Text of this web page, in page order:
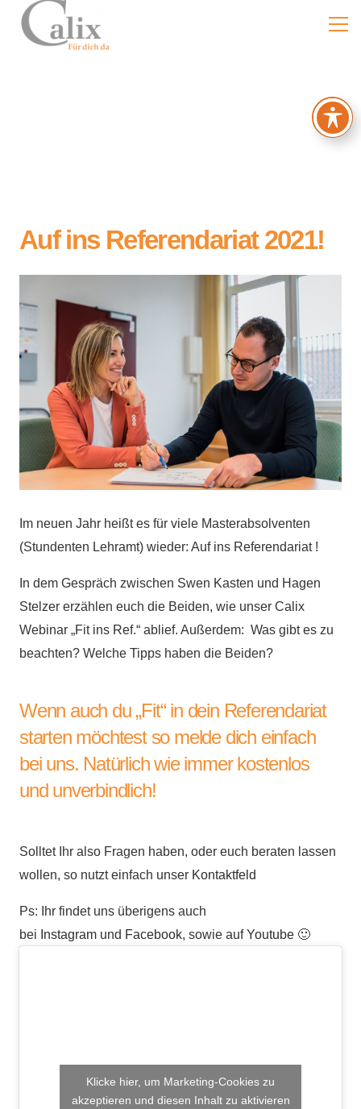
Auf ins Referendariat 2021!
Im neuen Jahr heißt es für viele Masterabsolventen
(Stundenten Lehramt) wieder: Auf ins Referendariat !
In dem Gespräch zwischen Swen Kasten und Hagen
Stelzer erzählen euch die Beiden, wie unser Calix
Webinar „Fit ins Ref.“ ablief. Außerdem: Was gibt es zu
beachten? Welche Tipps haben die Beiden?
Wenn auch du „Fit“ in dein Referendariat
starten möchtest so melde dich einfach
bei uns. Natürlich wie immer kostenlos
und unverbindlich!
Solltet Ihr also Fragen haben, oder euch beraten lassen
wollen, so nutzt einfach unser Kontaktfeld
Ps: Ihr findet uns überigens auch
bei Instagram und Facebook, sowie aufYoutube 🙂
Klicke hier, um Marketing-Cookies zu
akzeptieren und diesen Inhalt zu aktivieren